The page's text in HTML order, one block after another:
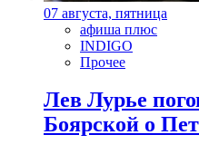
07 августа, пятница
афиша плюс
INDIGO
Прочее
Лев Лурье
Боярской о